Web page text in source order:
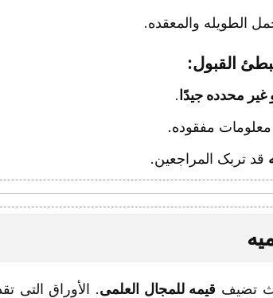
الطویله والمعقده.
القبول:
محدده جیدًا.
مفقوده.
قد تربک المراجعین.
تضیف قیمه للمجال العلمی. الأوراق التی